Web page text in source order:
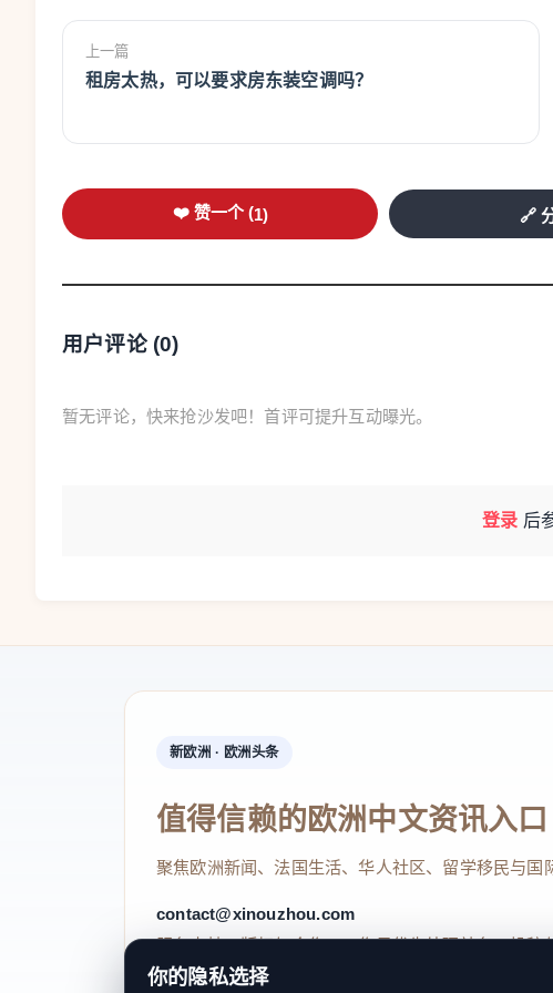
上一篇
租房太热，可以要求房东装空调吗？
❤️ 赞一个 (1) 🔗
用户评论 (0)
暂无评论，快来抢沙发吧！首评可提升互动曝光。
登录 后
新欧洲 · 欧洲头条
值得信赖的欧洲中文资讯入口
聚焦欧洲新闻、法国生活、华人社区、留学移民与国
contact@xinouzhou.com
服务支持、版权与合作：工作日优先处理站务、投稿
你的隐私选择